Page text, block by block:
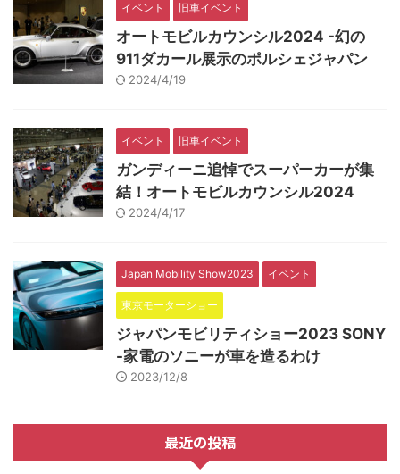
イベント 旧車イベント
オートモビルカウンシル2024 -幻の
911ダカール展示のポルシェジャパン
2024/4/19
イベント 旧車イベント
ガンディーニ追悼でスーパーカーが集
結！オートモビルカウンシル2024
2024/4/17
Japan Mobility Show2023 イベント
東京モーターショー
ジャパンモビリティショー2023 SONY
-家電のソニーが車を造るわけ
2023/12/8
最近の投稿